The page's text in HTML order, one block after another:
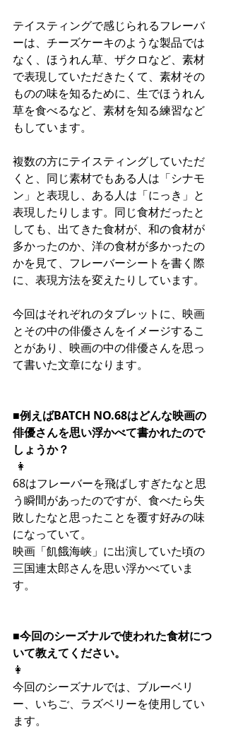
テイスティングで感じられるフレーバ
ーは、チーズケーキのような製品では
なく、ほうれん草、ザクロなど、素材
で表現していただきたくて、素材その
ものの味を知るために、生でほうれん
草を食べるなど、素材を知る練習など
もしています。
複数の方にテイスティングしていただ
くと、同じ素材でもある人は「シナモ
ン」と表現し、ある人は「にっき」と
表現したりします。同じ食材だったと
しても、出てきた食材が、和の食材が
多かったのか、洋の食材が多かったの
かを見て、フレーバーシートを書く際
に、表現方法を変えたりしています。
今回はそれぞれのタブレットに、映画
とその中の俳優さんをイメージするこ
とがあり、映画の中の俳優さんを思っ
て書いた文章になります。
■例えばBATCH NO.68はどんな映画の
俳優さんを思い浮かべて書かれたので
しょうか？
👩
68はフレーバーを飛ばしすぎたなと思
う瞬間があったのですが、食べたら失
敗したなと思ったことを覆す好みの味
になっていて。
映画「飢餓海峡」に出演していた頃の
三国連太郎さんを思い浮かべていま
す。
■今回のシーズナルで使われた食材につ
いて教えてください。
👩
今回のシーズナルでは、ブルーベリ
ー、いちご、ラズベリーを使用してい
ます。